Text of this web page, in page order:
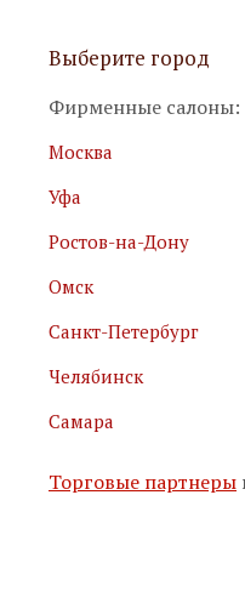
Я принимаю
условия
Я соглашаюсь с
Выберите город
Фирменные салоны:
Москва
Уфа
Ростов-на-Дону
Омск
Санкт-Петербург
Челябинск
Самара
Торговые партнеры